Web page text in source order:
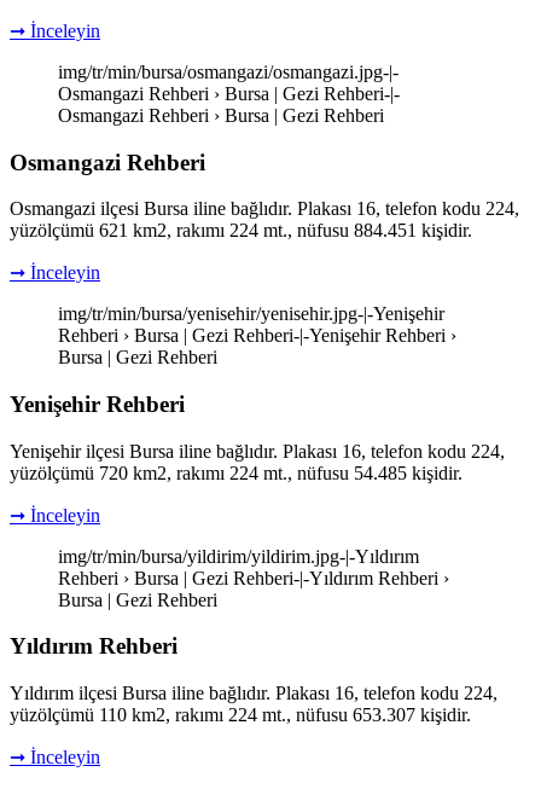
➞ İnceleyin
img/tr/min/bursa/osmangazi/osmangazi.jpg-|-
Osmangazi Rehberi › Bursa | Gezi Rehberi-|-
Osmangazi Rehberi › Bursa | Gezi Rehberi
Osmangazi Rehberi
Osmangazi ilçesi Bursa iline bağlıdır. Plakası 16, telefon kodu 224,
yüzölçümü 621 km2, rakımı 224 mt., nüfusu 884.451 kişidir.
➞ İnceleyin
img/tr/min/bursa/yenisehir/yenisehir.jpg-|-Yenişehir
Rehberi › Bursa | Gezi Rehberi-|-Yenişehir Rehberi ›
Bursa | Gezi Rehberi
Yenişehir Rehberi
Yenişehir ilçesi Bursa iline bağlıdır. Plakası 16, telefon kodu 224,
yüzölçümü 720 km2, rakımı 224 mt., nüfusu 54.485 kişidir.
➞ İnceleyin
img/tr/min/bursa/yildirim/yildirim.jpg-|-Yıldırım
Rehberi › Bursa | Gezi Rehberi-|-Yıldırım Rehberi ›
Bursa | Gezi Rehberi
Yıldırım Rehberi
Yıldırım ilçesi Bursa iline bağlıdır. Plakası 16, telefon kodu 224,
yüzölçümü 110 km2, rakımı 224 mt., nüfusu 653.307 kişidir.
➞ İnceleyin